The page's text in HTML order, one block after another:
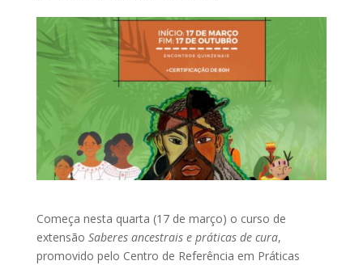
Começa nesta quarta (17 de março) o curso de
extensão Saberes ancestrais e práticas de cura,
promovido pelo Centro de Referência em Práticas